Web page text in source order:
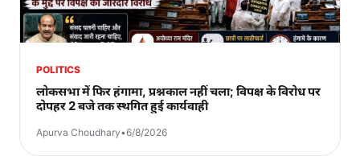
POLITICS
लोकसभा में फिर हंगामा, प्रश्नकाल नहीं चला; विपक्ष के विरोध पर
दोपहर 2 बजे तक स्थगित हुई कार्यवाही
Apurva Choudhary•6/8/2026